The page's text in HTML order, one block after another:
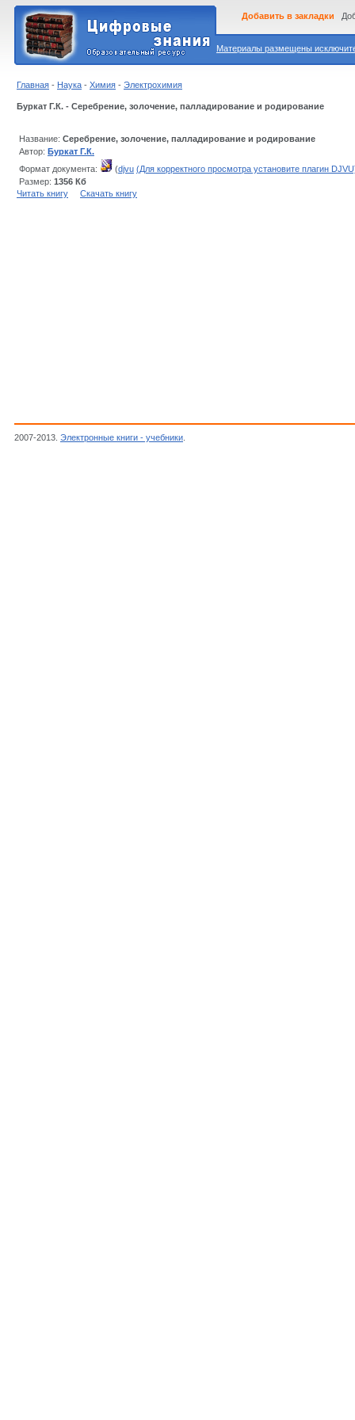
Материалы размещены
Добавить в закладки
Главная - Наука - Химия - Электрохимия
Буркат Г.К. - Серебрение, золочение, палладирование и родирование
Название: Серебрение, золочение, палладирование и родирование
Автор: Буркат Г.К.
Формат документа:
(djvu (Для корректного просмотра установите плагин
Размер: 1356 Кб
Читать книгу
Скачать книгу
2007-2013. Электронные книги - учебники